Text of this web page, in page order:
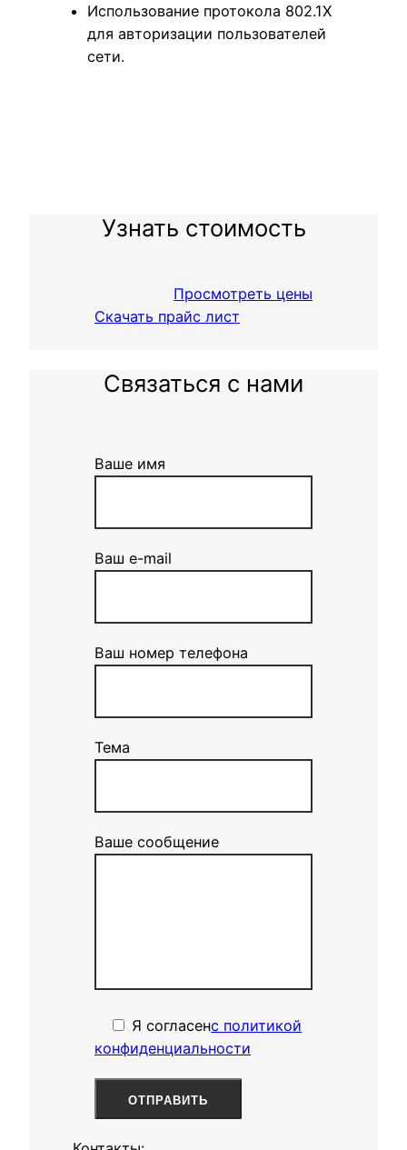
Использование протокола 802.1X
для авторизации пользователей
сети.
Узнать стоимость
Просмотреть цены
Скачать прайс лист
Связаться с нами
Ваше имя
Ваш e-mail
Ваш номер телефона
Тема
Ваше сообщение
Я согласенㅤс политикой
конфиденциальности